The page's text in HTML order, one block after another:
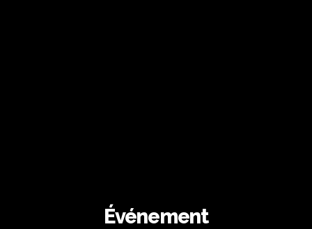
Événement